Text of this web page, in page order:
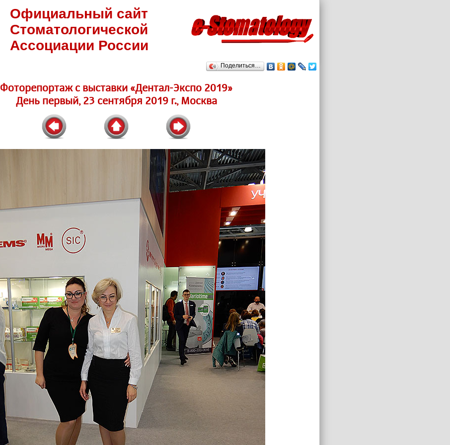
Официальный сайт
Стоматологической
Ассоциации России
Поделиться…
Фоторепортаж c выставки «Дентал-Экспо 2019»
День первый, 23 сентября 2019 г., Москва